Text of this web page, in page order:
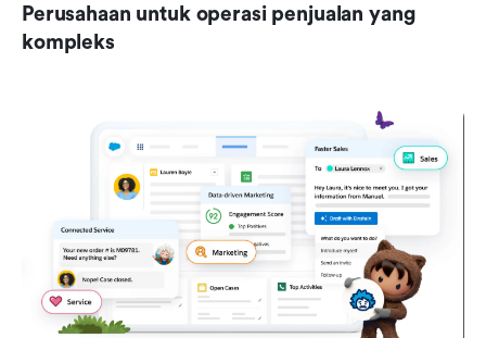
Perusahaan untuk operasi penjualan yang
kompleks